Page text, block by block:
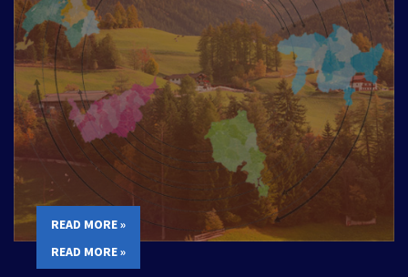
READ MORE »
READ MORE »